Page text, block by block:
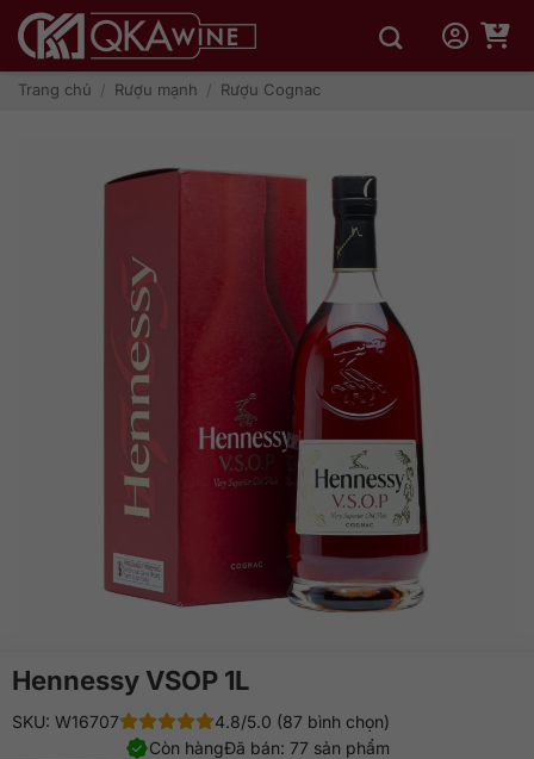
qua
dungTrang chủ / Rượu mạnh / Rượu Cognac
Hennessy VSOP 1L
SKU: W16707
4.8/5.0 (87 bình chọn)
Đã bán: 77 sản phẩm
Còn hàng